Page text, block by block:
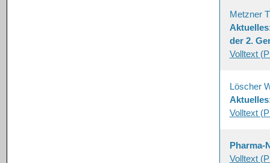
Metzner T
der 2.
Volltext
Löscher
Volltext
Pharma-
Volltext